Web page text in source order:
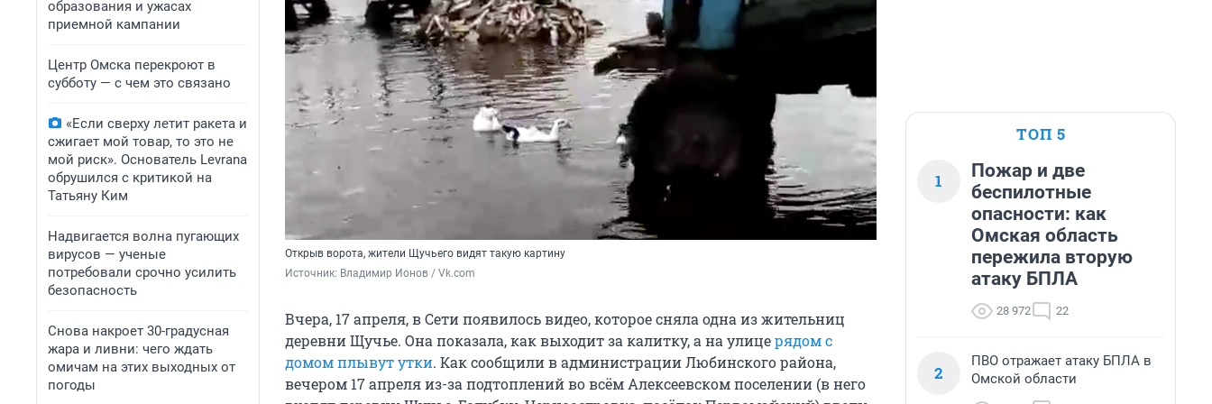
образования и ужасах
приемной кампании
Центр Омска перекроют в
субботу — с чем это связано
«Если сверху летит ракета и
сжигает мой товар, то это не
мой риск». Основатель Levrana
обрушился с критикой на
Татьяну Ким
Надвигается волна пугающих
вирусов — ученые
потребовали срочно усилить
безопасность
Снова накроет 30-градусная
жара и ливни: чего ждать
омичам на этих выходных от
погоды
Открыв ворота, жители Щучьего видят такую картину
Источник: Владимир Ионов / Vk.com
Вчера, 17 апреля, в Сети появилось видео, которое сняла одна из жительниц
деревни Щучье. Она показала, как выходит за калитку, а на улицерядом с
домом плывут утки. Как сообщили в администрации Любинского района,
вечером 17 апреля из-за подтоплений во всём Алексеевском поселении (в него
ТОП 5
1
Пожар и две
беспилотные
опасности: как
Омская область
пережила вторую
атаку БПЛА
28 972 22
2
ПВО отражает атаку БПЛА в
Омской области